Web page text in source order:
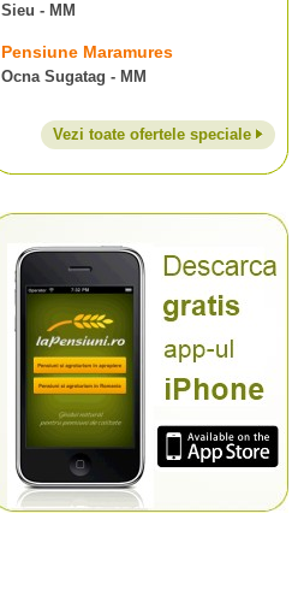
Sieu - MM
Pensiune Maramures
Ocna Sugatag - MM
Vezi toate ofertele speciale